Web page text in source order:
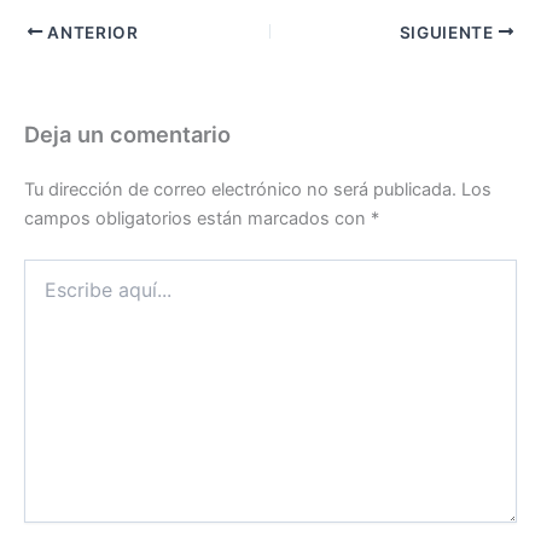
ANTERIOR SIGUIENTE
Deja un comentario
Tu dirección de correo electrónico no será publicada. Los
campos obligatorios están marcados con *
aquí...